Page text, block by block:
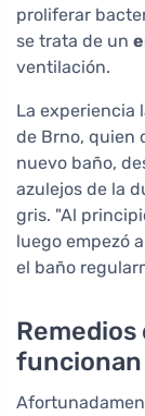
proliferar
se trata de un
ventilación.
La experiencia
de Brno, quien
nuevo baño,
azulejos de la
gris. "Al
luego empezó
el baño
funcionan